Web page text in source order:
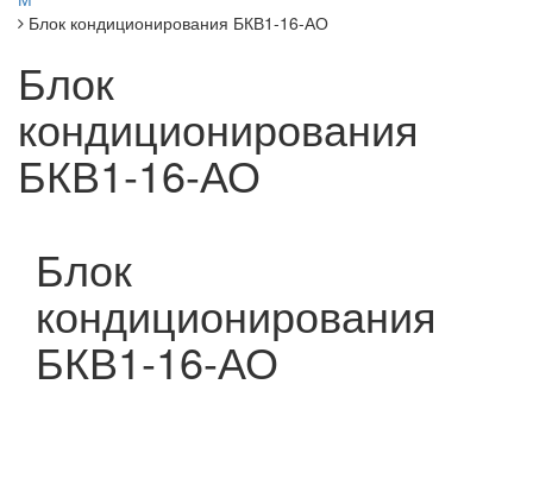
Блок кондиционирования БКВ1-16-АО
Блок
кондиционирования
БКВ1-16-АО
Блок
кондиционирования
БКВ1-16-АО